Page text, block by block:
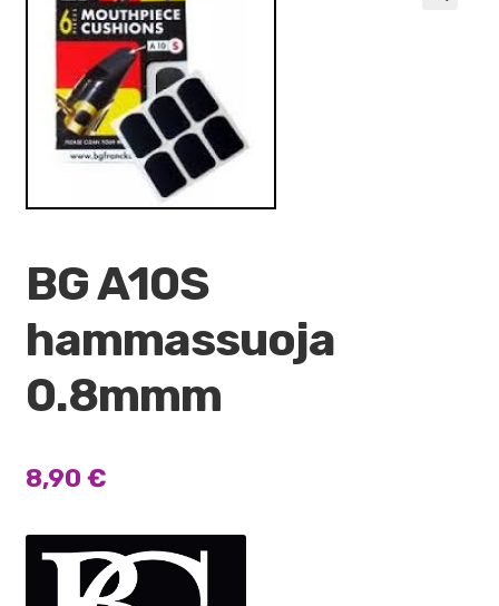
KÄYTETYT
YRITYS
TARJOUKSET
BG A10S
hammassuoja
0.8mmm
8,90 €